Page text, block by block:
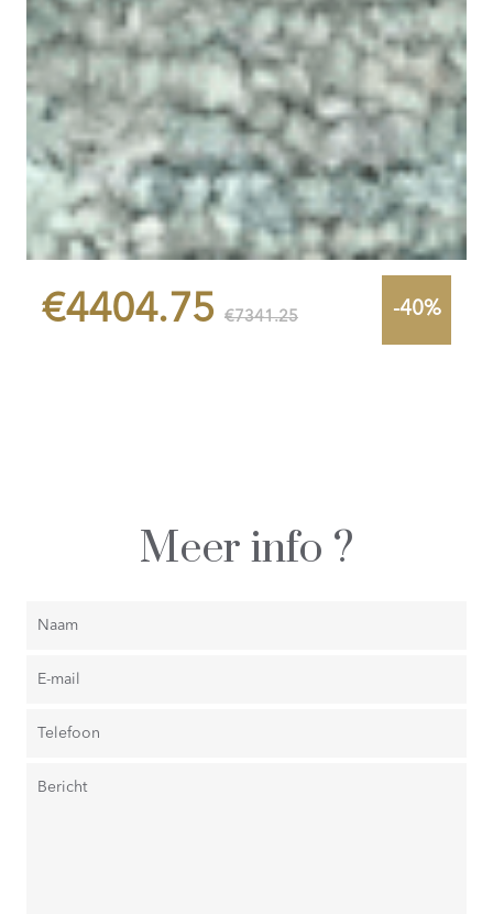
€4404.75 €7341.25 -40%
Meer info ?